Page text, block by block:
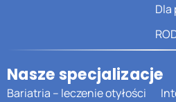
Dla
Nasze specjalizacje
Bariatria – leczenie otyłości